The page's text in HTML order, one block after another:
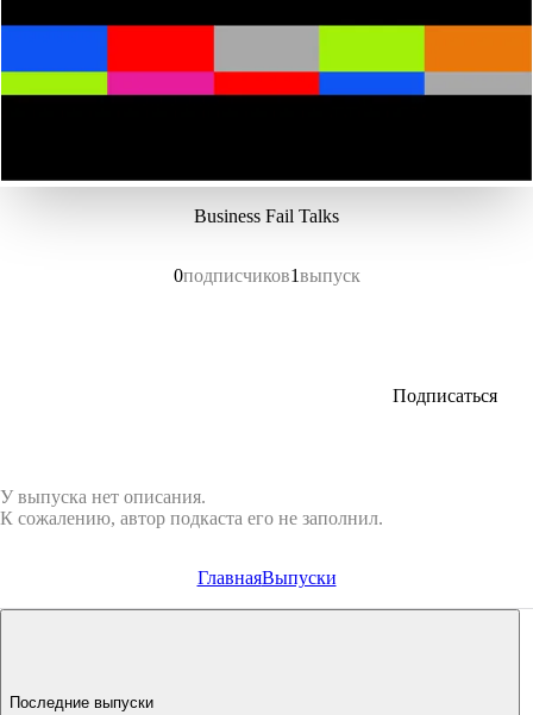
Business Fail Talks
0подписчиков1выпуск
Подписаться
У выпуска нет описания.
К сожалению, автор подкаста его не заполнил.
ГлавнаяВыпуски
Последние выпуски